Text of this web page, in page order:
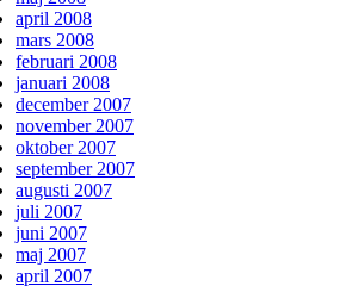
april 2008
mars 2008
februari 2008
januari 2008
december 2007
november 2007
oktober 2007
september 2007
augusti 2007
juli 2007
juni 2007
maj 2007
april 2007